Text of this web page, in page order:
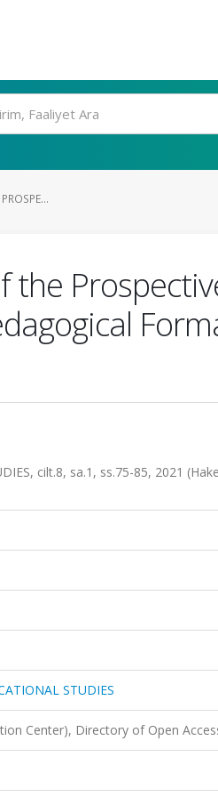
cilt.8, sa.1, ss.75-85, 2021
STUDIES
Center), Directory of Open